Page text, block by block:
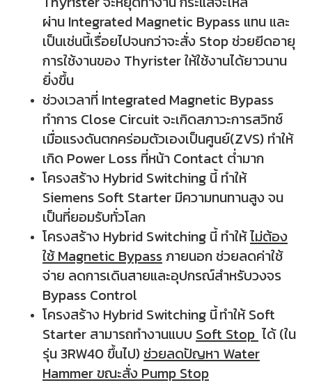
ผ่าน Integrated Magnetic Bypass แทน และ
เป็นเช่นนี้เรื่อยไปจนกว่าจะสั่ง Stop ช่วยยีดอายุ
การใช้งานของ Thyrister ให้ใช้งานได้ยาวนาน
ยิ่งขึ้น
ช่วงเวลาที่ Integrated Magnetic Bypass
ทำการ Close Circuit จะเกิดสภาวะการสวิทช์
เมื่อแรงดันตกคร่อมตัวเองเป็นศูนย์(ZVS) ทำให้
เกิด Power Loss ที่หน้า Contact ต่ำมาก
โครงสร้าง Hybrid Switching นี้ ทำให้
Siemens Soft Starter มีความทนทานสูง จน
เป็นที่ยอมรับทั่วโลก
โครงสร้าง Hybrid Switching นี้ ทำให้ไม่ต้อง
ใช้ Magnetic Bypassภายนอก ช่วยลดค่าใช้
จ่าย ลดการเดินสายและอุปกรณ์สำหรับวงจร
Bypass Control
โครงสร้าง Hybrid Switching นี้ทำให้ Soft
Starter สามารถทำงานแบบ Soft Stop ได้ (ใน
รุ่น 3RW40 ขึ้นไป)ช่วยลดปัญหา Water
Hammer ขณะสั่ง Pump Stop